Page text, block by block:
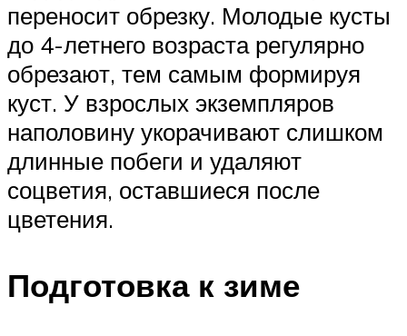
переносит обрезку. Молодые кусты
до 4-летнего возраста регулярно
обрезают, тем самым формируя
куст. У взрослых экземпляров
наполовину укорачивают слишком
длинные побеги и удаляют
соцветия, оставшиеся после
цветения.
Подготовка к зиме